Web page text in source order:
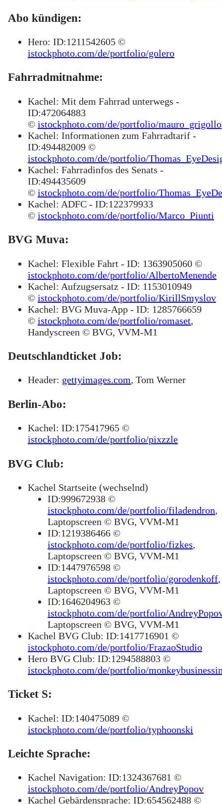
Abo kündigen:
Hero: ID:1211542605 ©
istockphoto.com/de/portfolio/golero
Fahrradmitnahme:
Kachel: Mit dem Fahrrad unterwegs -
ID:472064883
© istockphoto.com/de/portfolio/mauro_grigollo
Kachel: Informationen zum Fahrradtarif -
ID:494482009 ©
istockphoto.com/de/portfolio/
Kachel: Fahrradinfos des Senats -
ID:494435609
© istockphoto.com/de/portfolio/
Kachel: ADFC - ID:122379933
© istockphoto.com/de/portfolio/Marco_Piunti
BVG Muva:
Kachel: Flexible Fahrt - ID: 1363905060 ©
istockphoto.com/de/portfolio/AlbertoMenende
Kachel: Aufzugsersatz - ID: 1153010949
© istockphoto.com/de/portfolio/KirillSmyslov
Kachel: BVG Muva-App - ID: 1285766659
© istockphoto.com/de/portfolio/romaset,
Handyscreen © BVG, VVM-M1
Deutschlandticket Job:
Header: gettyimages.com, Tom Werner
Berlin-Abo:
Kachel: ID:175417965 ©
istockphoto.com/de/portfolio/pixzzle
BVG Club:
Kachel Startseite (wechselnd)
ID:999672938 ©
istockphoto.com/de/portfolio/filadendron,
Laptopscreen © BVG, VVM-M1
ID:1219386466 ©
istockphoto.com/de/portfolio/fizkes,
Laptopscreen © BVG, VVM-M1
ID:1447976598 ©
istockphoto.com/de/portfolio/gorodenkoff,
Laptopscreen © BVG, VVM-M1
ID:1646204963 ©
istockphoto.com/de/portfolio/
Laptopscreen © BVG, VVM-M1
Kachel BVG Club: ID:1417716901 ©
istockphoto.com/de/portfolio/FrazaoStudio
Hero BVG Club: ID:1294588803 ©
istockphoto.com/de/portfolio/
Ticket S:
Kachel: ID:140475089 ©
istockphoto.com/de/portfolio/typhoonski
Leichte Sprache:
Kachel Navigation: ID:1324367681 ©
istockphoto.com/de/portfolio/AndreyPopov
Kachel Gebärdensprache: ID:654562488 ©